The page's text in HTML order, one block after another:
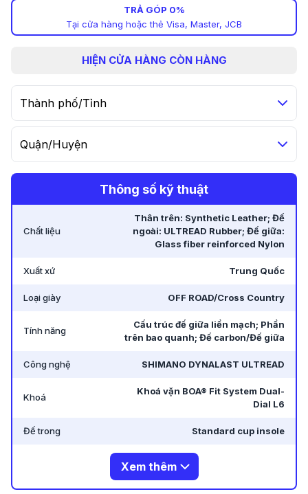
TRẢ GÓP 0%
Tại cửa hàng hoặc thẻ Visa, Master, JCB
HIỆN CỬA HÀNG CÒN HÀNG
Thành phố/Tỉnh
Quận/Huyện
Thông số kỹ thuật
Chất liệu
Thân trên: Synthetic Leather; Đế
ngoài: ULTREAD Rubber; Đế giữa:
Glass fiber reinforced Nylon
Xuất xứ Trung Quốc
Loại giày OFF ROAD/Cross Country
Tính năng
Cấu trúc đế giữa liền mạch; Phần
trên bao quanh; Đế carbon/Đế giữa
Công nghệ SHIMANO DYNALAST ULTREAD
Khoá
Khoá vặn BOA® Fit System Dual-
Dial L6
Đế trong Standard cup insole
Xem thêm